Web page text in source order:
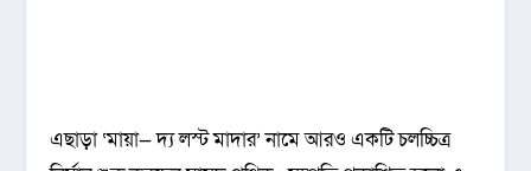
এছাড়া ‘মায়া— দ্য লস্ট মাদার’ নামে আরও একটি চলচ্চিত্র